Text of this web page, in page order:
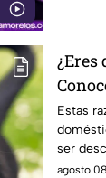
¿Eres
cinco
de
todo
Estas
ser
círculos
agosto